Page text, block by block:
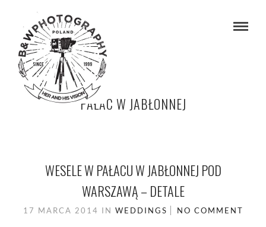
PAŁAC W JABŁONNEJ
WESELE W PAŁACU W JABŁONNEJ POD
WARSZAWĄ – DETALE
17 MARCA 2014 IN WEDDINGS NO COMMENT